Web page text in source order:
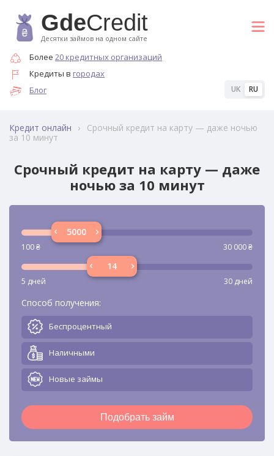
GdeCredit
Десятки займов на одном сайте
Более 20 кредитных организаций
Кредиты в городах
Блог
UK RU
Кредит онлайн ›
Срочный кредит на карту — даже ночью
за 10 минут
Срочный кредит на карту — даже
ночью за 10 минут
100₴ 30 000₴
5 дней 30 дней
Способ получения:
Беспроцентный
Наличными
Новые займы
Подобрать займ